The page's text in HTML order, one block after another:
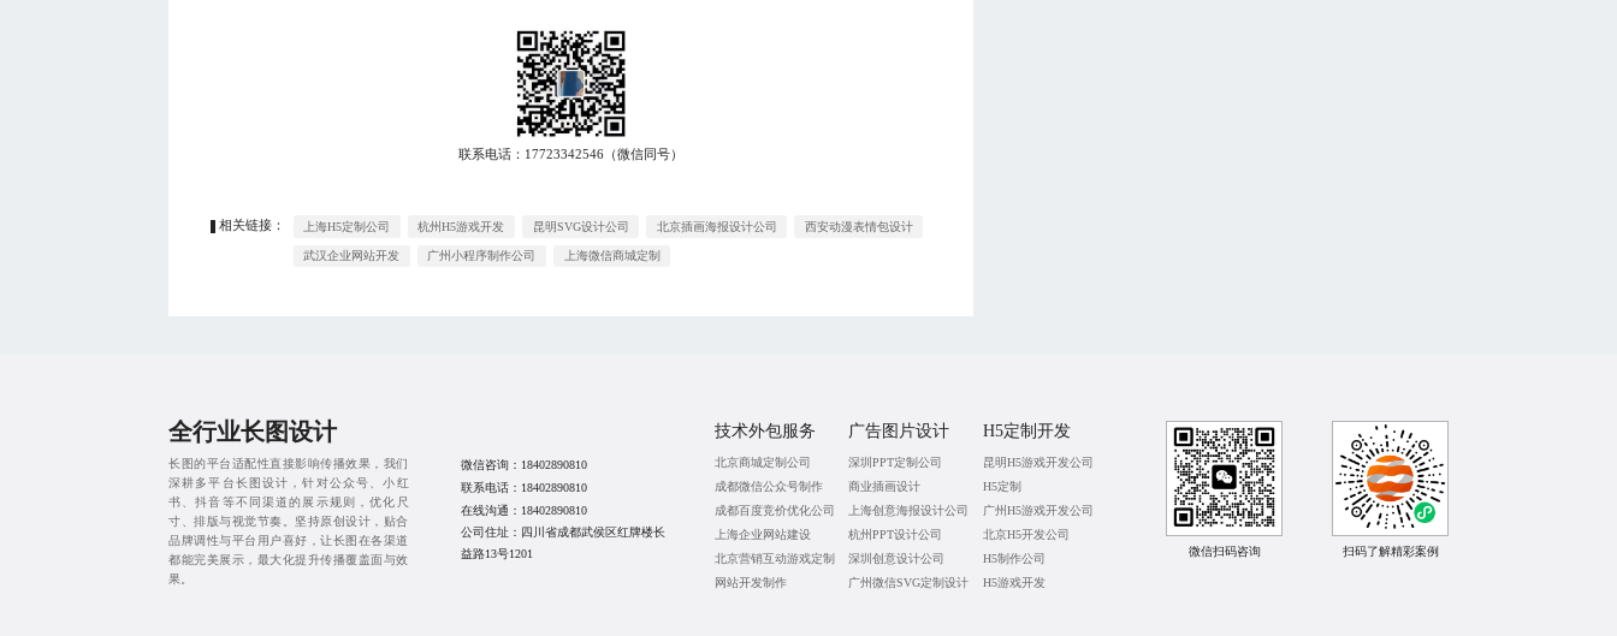
联系电话： 17723342546 （微信同号）
相关链接： 上海H5定制公司 杭州H5游戏开发 昆明SVG设计公司 北京插画海报设计公司 西安动漫表情包设计
武汉企业网站开发 广州小程序制作公司 上海微信商城定制
全行业长图设计
长图的平台适配性直接影响传播效果，我们
深耕多平台长图设计，针对公众号、小红
书、抖音等不同渠道的展示规则，优化尺
寸、排版与视觉节奏。坚持原创设计，贴合
品牌调性与平台用户喜好，让长图在各渠道
都能完美展示，最大化提升传播覆盖面与效
果。
微信咨询： 18402890810
联系电话： 18402890810
在线沟通： 18402890810
公司住址：四川省成都武侯区红牌楼长
益路13号1201
技术外包服务
北京商城定制公司
成都微信公众号制作
成都百度竞价优化公司
上海企业网站建设
北京营销互动游戏定制
网站开发制作
广告图片设计
深圳PPT定制公司
商业插画设计
上海创意海报设计公司
杭州PPT设计公司
深圳创意设计公司
广州微信SVG定制设计
H5定制开发
昆明H5游戏开发公司
H5定制
广州H5游戏开发公司
北京H5开发公司
H5制作公司
H5游戏开发
微信扫码咨询 扫码了解精彩案例